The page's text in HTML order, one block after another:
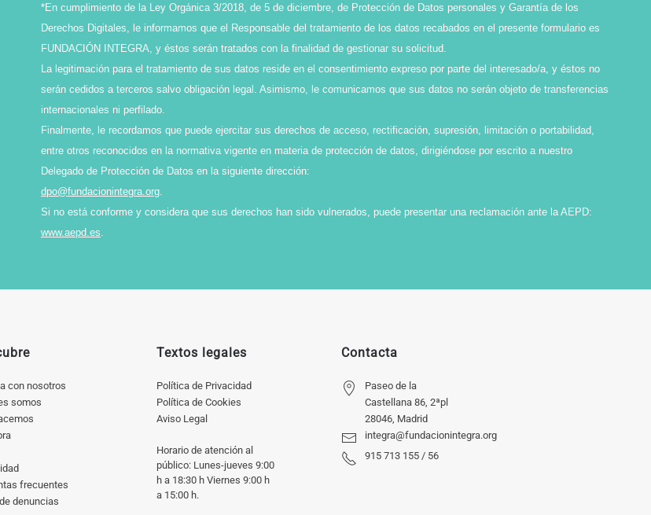
*En cumplimiento de la Ley Orgánica 3/2018, de 5 de diciembre, de Protección de Datos personales y Garantía de los
Derechos Digitales, le informamos que el Responsable del tratamiento de los datos recabados en el presente formulario es
FUNDACIÓN INTEGRA, y éstos serán tratados con la finalidad de gestionar su solicitud.
La legitimación para el tratamiento de sus datos reside en el consentimiento expreso por parte del interesado/a, y éstos no
serán cedidos a terceros salvo obligación legal. Asimismo, le comunicamos que sus datos no serán objeto de transferencias
internacionales ni perfilado.
Finalmente, le recordamos que puede ejercitar sus derechos de acceso, rectificación, supresión, limitación o portabilidad,
entre otros reconocidos en la normativa vigente en materia de protección de datos, dirigiéndose por escrito a nuestro
Delegado de Protección de Datos en la siguiente dirección:
dpo@fundacionintegra.org
Si no está conforme y considera que sus derechos han sido vulnerados, puede presentar una reclamación ante la AEPD:
www.aepd.es
con nosotros
somos
frecuentes
denuncias
Textos legales
Política de Privacidad
Política de Cookies
Aviso Legal
Horario de atención al
público: Lunes-jueves 9:00
h a 18:30 h Viernes 9:00 h
a 15:00 h.
Contacta
Paseo de la
Castellana 86, 2ªpl
28046, Madrid
integra@fundacionintegra.org
915 713 155 / 56